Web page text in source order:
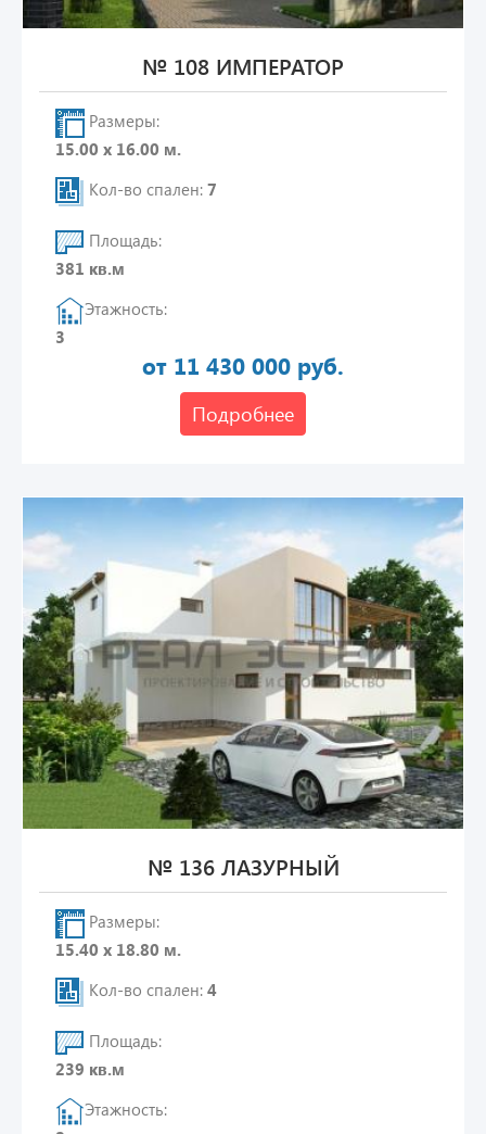
№ 108 ИМПЕРАТОР
Размеры:
15.00 х 16.00 м.
Кол-во спален: 7
Площадь:
381 кв.м
Этажность:
3
от 11 430 000 руб.
Подробнее
№ 136 ЛАЗУРНЫЙ
Размеры:
15.40 х 18.80 м.
Кол-во спален: 4
Площадь:
239 кв.м
Этажность: